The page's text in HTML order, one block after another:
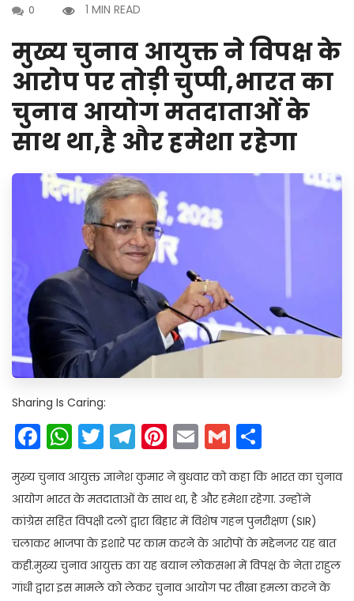
0
1 MIN READ
मुख्य चुनाव आयुक्त ने विपक्ष के
आरोप पर तोड़ी चुप्पी,भारत का
चुनाव आयोग मतदाताओं के
साथ था,है और हमेशा रहेगा
Sharing Is Caring:
Facebook
WhatsApp
Twitter
Telegram
Pinterest
EmailGmail
मुख्य चुनाव आयुक्त ज्ञानेश कुमार ने बुधवार को कहा कि भारत का चुनाव
आयोग भारत के मतदाताओं के साथ था, है और हमेशा रहेगा. उन्होंने
कांग्रेस सहित विपक्षी दलों द्वारा बिहार में विशेष गहन पुनरीक्षण (SIR)
चलाकर भाजपा के इशारे पर काम करने के आरोपों के मद्देनजर यह बात
कही.मुख्य चुनाव आयुक्त का यह बयान लोकसभा में विपक्ष के नेता राहुल
गांधी द्वारा इस मामले को लेकर चुनाव आयोग पर तीखा हमला करने के